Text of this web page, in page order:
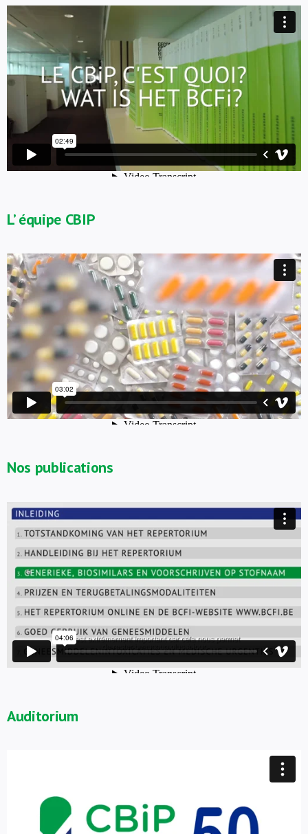
L’ équipe CBIP
Nos publications
Auditorium